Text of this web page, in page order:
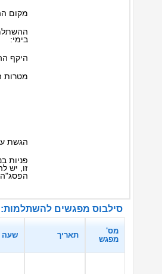
מקום
בימי:
היקף
מטרות
הגשת
פניות
זו, יש
הפסג"ה
סילבוס מפגשים להשתלמות:
מס'
מפגש
תאריך שעה